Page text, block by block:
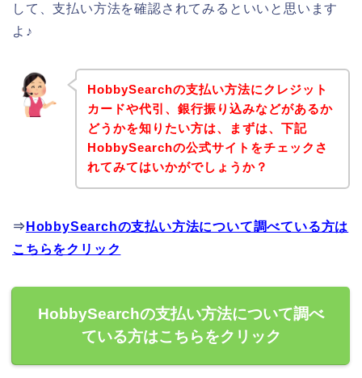
して、支払い方法を確認されてみるといいと思います
よ♪
HobbySearchの支払い方法にクレジット
カードや代引、銀行振り込みなどがあるか
どうかを知りたい方は、まずは、下記
HobbySearchの公式サイトをチェックさ
れてみてはいかがでしょうか？
⇒ HobbySearchの支払い方法について調べている方は
こちらをクリック
HobbySearchの支払い方法について調べ
ている方はこちらをクリック